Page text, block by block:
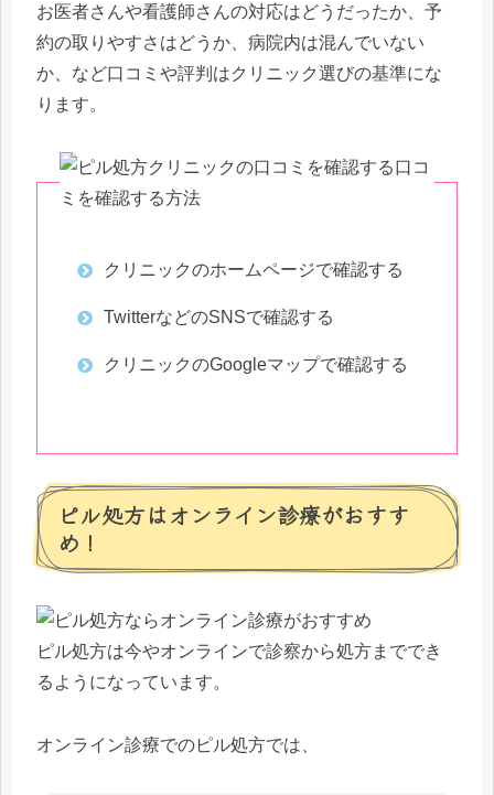
お医者さんや看護師さんの対応はどうだったか、予
約の取りやすさはどうか、病院内は混んでいない
か、など口コミや評判はクリニック選びの基準にな
ります。
口コ
ミを確認する方法
クリニックのホームページで確認する
TwitterなどのSNSで確認する
クリニックのGoogleマップで確認する
ピル処方はオンライン診療がおすす
め！
ピル処方は今やオンラインで診察から処方まででき
るようになっています。
オンライン診療でのピル処方では、